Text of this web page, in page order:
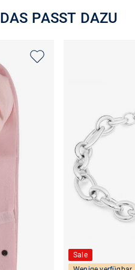
DAS PASST DAZU
Sale